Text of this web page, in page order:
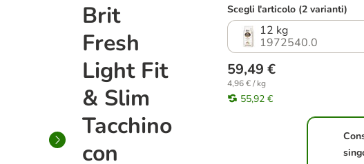
Brit
Fresh
Light Fit
& Slim
Tacchino
con
Scegli l'articolo (2 varianti)
12 kg
1972540.0
59,49 €
4,96 € / kg
55,92 €